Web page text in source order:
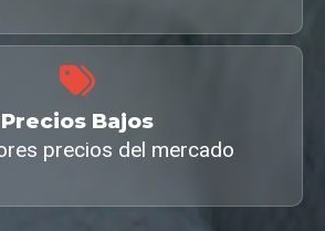
Precios Bajos
precios del mercado